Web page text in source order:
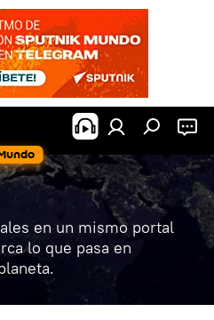
en un mismo portal
lo que pasa en